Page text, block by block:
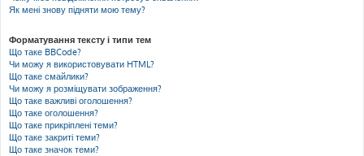
Як мені знову підняти мою тему?
Форматування тексту і типи тем
Що таке BBCode?
Чи можу я використовувати HTML?
Що таке смайлики?
Чи можу я розміщувати зображення?
Що таке важливі оголошення?
Що таке оголошення?
Що таке прикріплені теми?
Що таке закриті теми?
Що таке значок теми?